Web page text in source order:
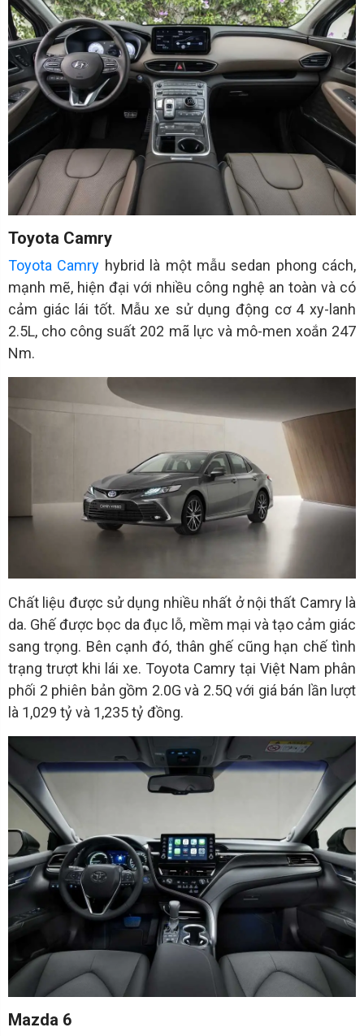
Toyota Camry
Toyota Camry hybrid là một mẫu sedan phong cách,
mạnh mẽ, hiện đại với nhiều công nghệ an toàn và có
cảm giác lái tốt. Mẫu xe sử dụng động cơ 4 xy-lanh
2.5L, cho công suất 202 mã lực và mô-men xoắn 247
Nm.
Chất liệu được sử dụng nhiều nhất ở nội thất Camry là
da. Ghế được bọc da đục lỗ, mềm mại và tạo cảm giác
sang trọng. Bên cạnh đó, thân ghế cũng hạn chế tình
trạng trượt khi lái xe. Toyota Camry tại Việt Nam phân
phối 2 phiên bản gồm 2.0G và 2.5Q với giá bán lần lượt
là 1,029 tỷ và 1,235 tỷ đồng.
Mazda 6